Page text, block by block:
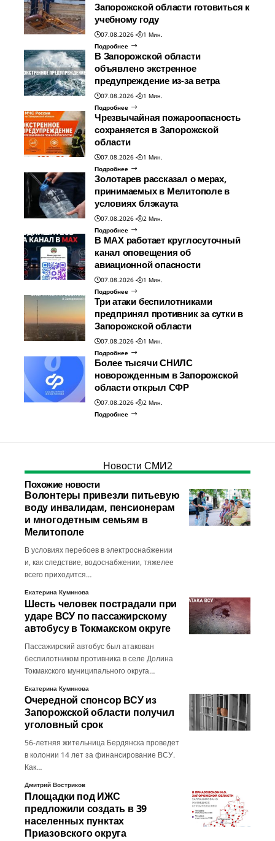
Запорожской области готовиться к
учебному году
07.08.2026
1 Мин.
Подробнее
В Запорожской области
объявлено экстренное
предупреждение из-за ветра
07.08.2026
1 Мин.
Подробнее
Чрезвычайная пожароопасность
сохраняется в Запорожской
области
07.08.2026
1 Мин.
Подробнее
Золотарев рассказал о мерах,
принимаемых в Мелитополе в
условиях блэкаута
07.08.2026
2 Мин.
Подробнее
В МАХ работает круглосуточный
канал оповещения об
авиационной опасности
07.08.2026
1 Мин.
Подробнее
Три атаки беспилотниками
предпринял противник за сутки в
Запорожской области
07.08.2026
1 Мин.
Подробнее
Более тысячи СНИЛС
новорожденным в Запорожской
области открыл СФР
07.08.2026
2 Мин.
Подробнее
Новости СМИ2
Похожие новости
Волонтеры привезли питьевую
воду инвалидам, пенсионерам
и многодетным семьям в
Мелитополе
В условиях перебоев в электроснабжении
и, как следствие, водоснабжении, тяжелее
всего приходится…
Екатерина Куминова
Шесть человек пострадали при
ударе ВСУ по пассажирскому
автобусу в Токмакском округе
Пассажирский автобус был атакован
беспилотником противника в селе Долина
Токмакского муниципального округа…
Екатерина Куминова
Очередной спонсор ВСУ из
Запорожской области получил
уголовный срок
56-летняя жительница Бердянска проведет
в колонии 14 лет за финансирование ВСУ.
Как…
Дмитрий Востриков
Площадки под ИЖС
предложили создать в 39
населенных пунктах
Приазовского округа